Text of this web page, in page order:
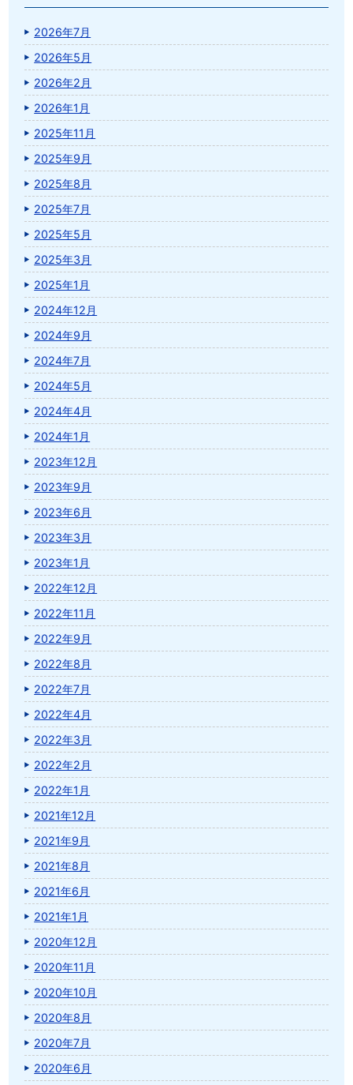
2026年7月
2026年5月
2026年2月
2026年1月
2025年11月
2025年9月
2025年8月
2025年7月
2025年5月
2025年3月
2025年1月
2024年12月
2024年9月
2024年7月
2024年5月
2024年4月
2024年1月
2023年12月
2023年9月
2023年6月
2023年3月
2023年1月
2022年12月
2022年11月
2022年9月
2022年8月
2022年7月
2022年4月
2022年3月
2022年2月
2022年1月
2021年12月
2021年9月
2021年8月
2021年6月
2021年1月
2020年12月
2020年11月
2020年10月
2020年8月
2020年7月
2020年6月